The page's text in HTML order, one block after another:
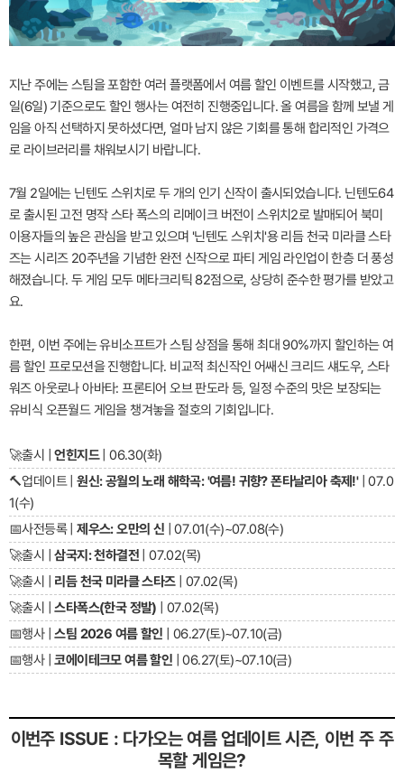
지난 주에는 스팀을 포함한 여러 플랫폼에서 여름 할인 이벤트를 시작했고, 금
일(6일) 기준으로도 할인 행사는 여전히 진행중입니다. 올 여름을 함께 보낼 게
임을 아직 선택하지 못하셨다면, 얼마 남지 않은 기회를 통해 합리적인 가격으
로 라이브러리를 채워보시기 바랍니다.
7월 2일에는 닌텐도 스위치로 두 개의 인기 신작이 출시되었습니다. 닌텐도64
로 출시된 고전 명작 스타 폭스의 리메이크 버전이 스위치2로 발매되어 북미
이용자들의 높은 관심을 받고 있으며 '닌텐도 스위치'용 리듬 천국 미라클 스타
즈는 시리즈 20주년을 기념한 완전 신작으로 파티 게임 라인업이 한층 더 풍성
해졌습니다. 두 게임 모두 메타크리틱 82점으로, 상당히 준수한 평가를 받았고
요.
한편, 이번 주에는 유비소프트가 스팀 상점을 통해 최대 90%까지 할인하는 여
름 할인 프로모션을 진행합니다. 비교적 최신작인 어쌔신 크리드 섀도우, 스타
워즈 아웃로나 아바타: 프론티어 오브 판도라 등, 일정 수준의 맛은 보장되는
유비식 오픈월드 게임을 챙겨놓을 절호의 기회입니다.
🚀출시 |언힌지드| 06.30(화)
🔨업데이트 |원신: 공월의 노래 해학곡: '여름! 귀향? 폰타날리아 축제!'| 07.0
1(수)
📅사전등록 |제우스: 오만의 신 | 07.01(수)~07.08(수)
🚀출시 |삼국지: 천하결전 | 07.02(목)
🚀출시 | 리듬 천국 미라클 스타즈| 07.02(목)
🚀출시 |스타폭스(한국 정발) | 07.02(목)
📅행사 |스팀 2026 여름 할인 | 06.27(토)~07.10(금)
📅행사 |코에이테크모 여름 할인 | 06.27(토)~07.10(금)
이번주 ISSUE : 다가오는 여름 업데이트 시즌, 이번 주 주
목할 게임은?